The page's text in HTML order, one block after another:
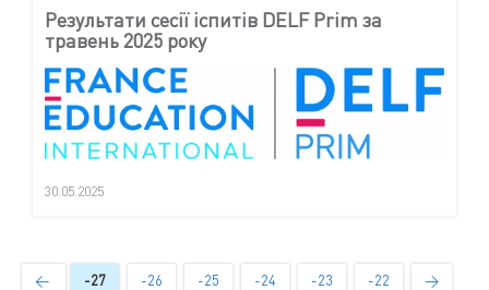
Результати сесії іспитів DELF Prim за
травень 2025 року
30.05.2025
← -27 -26 -25 -24 -23 -22 →